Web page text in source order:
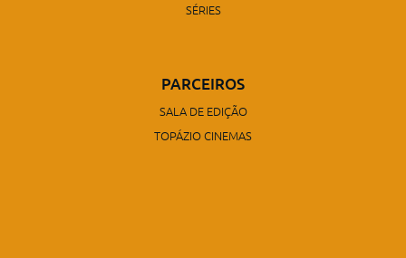
SÉRIES
PARCEIROS
SALA DE EDIÇÃO
TOPÁZIO CINEMAS